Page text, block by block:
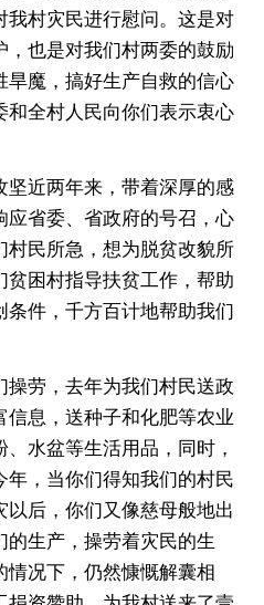
我村灾民进行慰问。这是对
也是对我们村两委的鼓励
旱魔，搞好生产自救的信心
和全村人民向你们表示衷心
近两年来，带着深厚的感
应省委、省政府的号召，心
村民所急，想为脱贫改貌所
困村指导扶贫工作，帮助
件，千方百计地帮助我们
劳，去年为我们村民送政
息，送种子和化肥等农业
水盆等生活用品，同时，
，当你们得知我们的村民
后，你们又像慈母般地出
生产，操劳着灾民的生
情况下，仍然慷慨解囊相